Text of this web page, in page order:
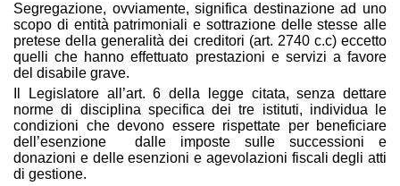
Segregazione, ovviamente, significa destinazione ad uno
scopo di entità patrimoniali e sottrazione delle stesse alle
pretese della generalità dei creditori (art. 2740 c.c) eccetto
quelli che hanno effettuato prestazioni e servizi a favore
del disabile grave.
Il Legislatore all’art. 6 della legge citata, senza dettare
norme di disciplina specifica dei tre istituti, individua le
condizioni che devono essere rispettate per beneficiare
dell’esenzione dalle imposte sulle successioni e
donazioni e delle esenzioni e agevolazioni fiscali degli atti
di gestione.